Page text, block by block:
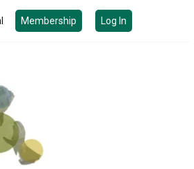
Membership Log In